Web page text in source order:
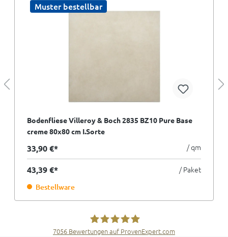
Muster bestellbar
Bodenfliese Villeroy & Boch 2835 BZ10 Pure Base
creme 80x80 cm I.Sorte
33,90 €* / qm
43,39 €* / Paket
Bestellware
7056 Bewertungen auf ProvenExpert.com